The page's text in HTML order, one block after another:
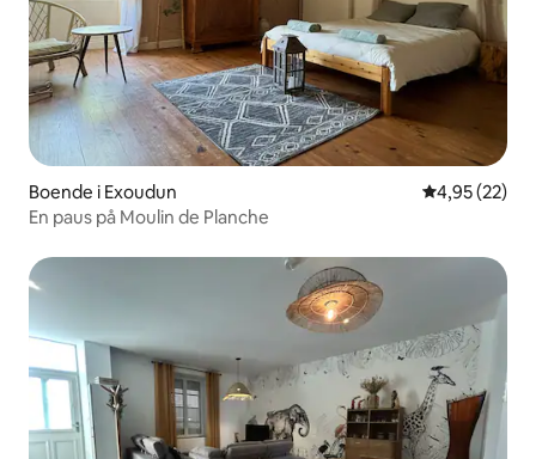
Boende i Exoudun 4,95 av 5 i
4,95 (22)
En paus på Moulin de Planche